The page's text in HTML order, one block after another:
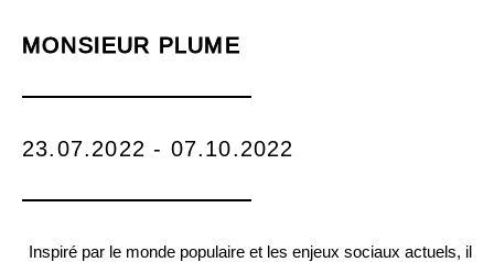
MONSIEUR PLUME
23.07.2022 - 07.10.2022
Inspiré par le monde populaire et les enjeux sociaux actuels, il